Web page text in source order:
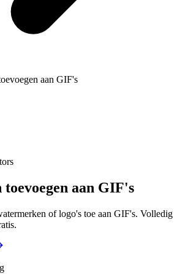
aan GIF's
aan GIF's
of logo's toe aan GIF's. Volledig